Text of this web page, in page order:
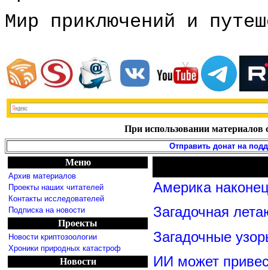
Мир приключений и
При использовании материалов
Отправить донат на
Меню
Архив материалов
Проекты наших читателей
Контакты исследователей
Подписка на новости
Проекты
Новости криптозоологии
Хроники природных катастроф
Новости
Америка
Загадочная
Загадочные
ИИ может